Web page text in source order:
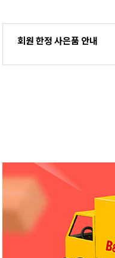
회원 한정 사은품 안내